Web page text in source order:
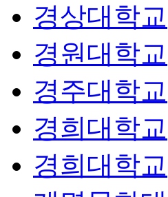
경상대학교
경원대학교
경주대학교
경희대학교
경희대학